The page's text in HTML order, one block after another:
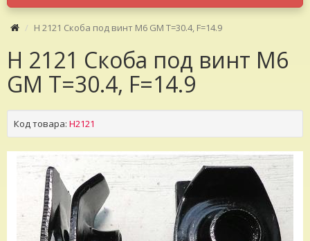
H 2121 Скоба под винт M6 GM T=30.4, F=14.9
H 2121 Скоба под винт M6
GM T=30.4, F=14.9
Код товара: H2121